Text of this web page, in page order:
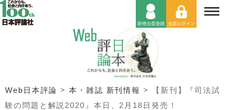
Web日本評論 >本・雑誌 新刊情報 >
【新刊】『司法試
験の問題と解説2020』本日、2月18日発売！